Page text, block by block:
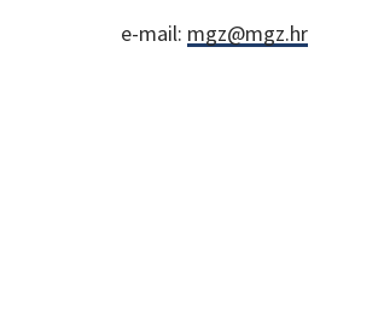
e-mail: mgz@mgz.hr